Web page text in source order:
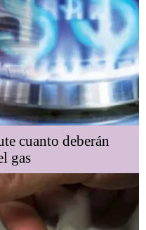
cuanto deberán
gas